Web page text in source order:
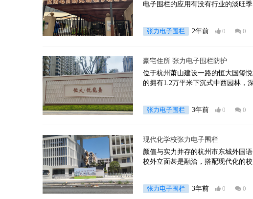
电子围栏的应用有没有行业的淡旺
张力电子围栏 2年前 0 0
豪宅住所 张力电子围栏防护
位于杭州萧山建设一路的恒大国玺
的拥有1.2万平米下沉式中西园林，
张力电子围栏 3年前 0 0
现代化学校张力电子围栏
颜值与实力并存的杭州市东城外国
校外立面甚是融洽，搭配现代化的
张力电子围栏 3年前 0 0